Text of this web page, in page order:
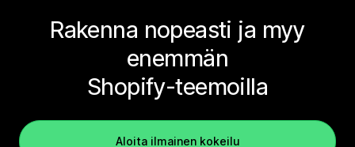
Rakenna nopeasti ja myy
enemmän
Shopify-teemoilla
Aloita ilmainen kokeilu